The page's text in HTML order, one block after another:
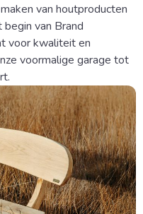
van houtproducten
van Brand
voor kwaliteit en
voormalige garage tot